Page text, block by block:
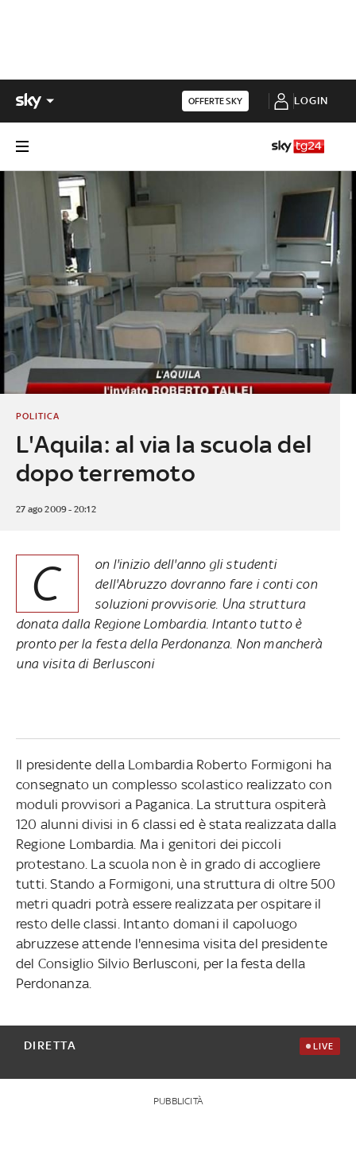
OFFERTE SKY LOGIN
L'Aquila: al via la scuola del
dopo terremoto
POLITICA
27 ago 2009 - 20:12
C
on l'inizio dell'anno gli studenti
dell'Abruzzo dovranno fare i conti con
soluzioni provvisorie. Una struttura
donata dalla Regione Lombardia. Intanto tutto è
pronto per la festa della Perdonanza. Non mancherà
una visita di Berlusconi
Il presidente della Lombardia Roberto Formigoni ha
consegnato un complesso scolastico realizzato con
moduli provvisori a Paganica. La struttura ospiterà
120 alunni divisi in 6 classi ed è stata realizzata dalla
Regione Lombardia. Ma i genitori dei piccoli
protestano. La scuola non è in grado di accogliere
tutti. Stando a Formigoni, una struttura di oltre 500
metri quadri potrà essere realizzata per ospitare il
resto delle classi. Intanto domani il capoluogo
abruzzese attende l'ennesima visita del presidente
del Consiglio Silvio Berlusconi, per la festa della
Perdonanza.
DIRETTA LIVE
PUBBLICITÀ